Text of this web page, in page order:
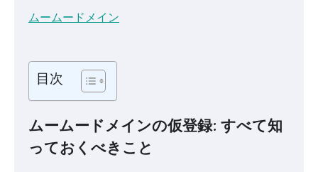
ムームードメイン
目次
ムームードメインの仮登録: すべて知
っておくべきこと